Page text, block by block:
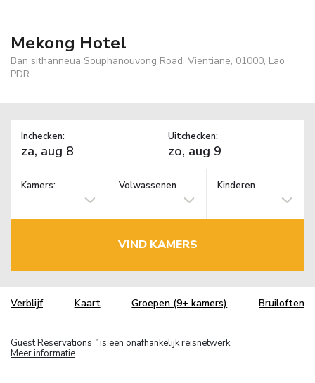
Mekong Hotel
Ban sithanneua Souphanouvong Road, Vientiane, 01000, Lao
PDR
Inchecken: Uitchecken:
Kamers: Volwassenen Kinderen
VIND KAMERS
Verblijf Kaart Groepen (9+ kamers) Bruiloften
Guest Reservations TM is een onafhankelijk reisnetwerk.
Meer informatie